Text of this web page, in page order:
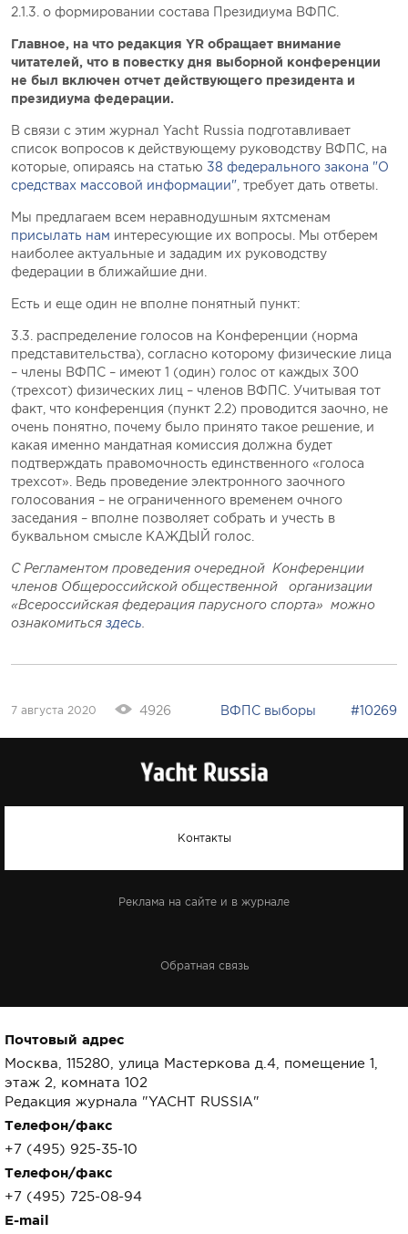
2.1.3. о формировании состава Президиума ВФПС.
Главное, на что редакция YR обращает внимание
читателей, что в повестку дня выборной конференции
не был включен отчет действующего президента и
президиума федерации.
В связи с этим журнал Yacht Russia подготавливает
список вопросов к действующему руководству ВФПС, на
которые, опираясь на статью 38 федерального закона "О
средствах массовой информации" , требует дать ответы.
Мы предлагаем всем неравнодушным яхтсменам
присылать нам интересующие их вопросы. Мы отберем
наиболее актуальные и зададим их руководству
федерации в ближайшие дни.
Есть и еще один не вполне понятный пункт:
3.3. распределение голосов на Конференции (норма
представительства), согласно которому физические лица
– члены ВФПС – имеют 1 (один) голос от каждых 300
(трехсот) физических лиц – членов ВФПС. Учитывая тот
факт, что конференция (пункт 2.2) проводится заочно, не
очень понятно, почему было принято такое решение, и
какая именно мандатная комиссия должна будет
подтверждать правомочность единственного «голоса
трехсот». Ведь проведение электронного заочного
голосования – не ограниченного временем очного
заседания – вполне позволяет собрать и учесть в
буквальном смысле КАЖДЫЙ голос.
С Регламентом проведения очередной Конференции
членов Общероссийской общественной организации
«Всероссийская федерация парусного спорта» можно
ознакомиться здесь
4926
7 августа 2020 #10269
ВФПС выборы
Контакты
Реклама на сайте и в журнале
Обратная связь
Почтовый адрес
Москва, 115280, улица Мастеркова д.4, помещение 1,
этаж 2, комната 102
Редакция журнала "YACHT RUSSIA"
Телефон/факс
+7 (495) 925-35-10
Телефон/факс
+7 (495) 725-08-94
E-mail